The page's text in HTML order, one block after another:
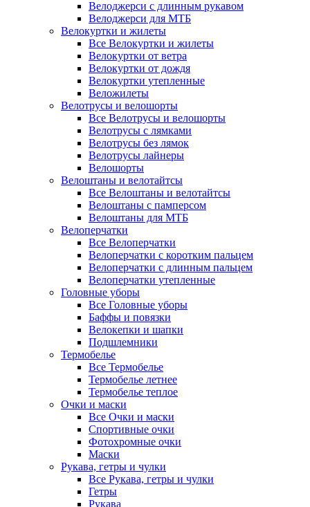
Велоджерси с длинным рукавом
Велоджерси для МТБ
Велокуртки и жилеты
Все Велокуртки и жилеты
Велокуртки от ветра
Велокуртки от дождя
Велокуртки утепленные
Веложилеты
Велотрусы и велошорты
Все Велотрусы и велошорты
Велотрусы с лямками
Велотрусы без лямок
Велотрусы лайнеры
Велошорты
Велоштаны и велотайтсы
Все Велоштаны и велотайтсы
Велоштаны с памперсом
Велоштаны для МТБ
Велоперчатки
Все Велоперчатки
Велоперчатки с коротким пальцем
Велоперчатки с длинным пальцем
Велоперчатки утепленные
Головные уборы
Все Головные уборы
Баффы и повязки
Велокепки и шапки
Подшлемники
Термобелье
Все Термобелье
Термобелье летнее
Термобелье теплое
Очки и маски
Все Очки и маски
Спортивные очки
Фотохромные очки
Маски
Рукава, гетры и чулки
Все Рукава, гетры и чулки
Гетры
Рукава